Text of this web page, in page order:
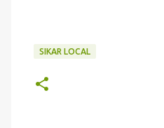
SIKAR LOCAL